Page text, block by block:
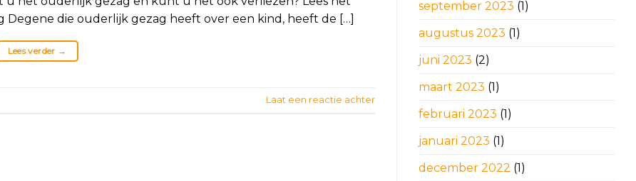
die ouderlijk gezag heeft over een kind, heeft de […]
Lees verder →
Laat een reactie achter
september 2023 (1)
augustus 2023 (1)
juni 2023 (2)
maart 2023 (1)
februari 2023 (1)
januari 2023 (1)
december 2022 (1)